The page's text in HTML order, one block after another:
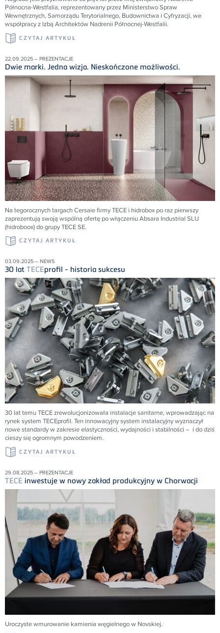
Północna-Westfalia, reprezentowany przez Ministerstwo Spraw
Wewnętrznych, Samorządu Terytorialnego, Budownictwa i Cyfryzacji, we
współpracy z Izbą Architektów Nadrenii Północnej-Westfalii.
CZYTAJ ARTYKUŁ
22.09.2025 – PREZENTACJE
Dwie marki. Jedna wizja. Nieskończone możliwości.
Na tegorocznych targach Cersaie firmy TECE i hidrobox po raz pierwszy
zaprezentują swoją wspólną ofertę po włączeniu Absara Industrial SLU
(hidroboox) do grupy TECE SE.
CZYTAJ ARTYKUŁ
03.09.2025 – NEWS
30 lat TECEprofil - historia sukcesu
30 lat temuTECEzrewolucjonizowała instalacje sanitarne, wprowadzając na
rynek system TECEprofil. Ten innowacyjny system instalacyjny wyznaczył
nowe standardy w zakresie elastyczności, wydajności i stabilności – i do dziś
cieszy się ogromnym powodzeniem.
CZYTAJ ARTYKUŁ
29.08.2025 – PREZENTACJE
TECE inwestuje w nowy zakład produkcyjny w Chorwacji
Uroczyste wmurowanie kamienia węgielnego w Novskiej.